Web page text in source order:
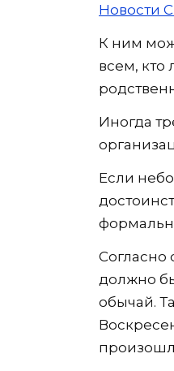
Новости
К ним
всем, кто
Иногда
Если
Согласно
должно
обычай.